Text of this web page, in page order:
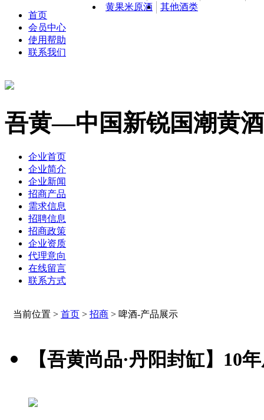
首页
会员中心
使用帮助
联系我们
吾黄—中国新锐国潮黄酒
企业首页
企业简介
企业新闻
招商产品
需求信息
招聘信息
招商政策
企业资质
代理意向
在线留言
联系方式
当前位置 > 首页 > 招商 > 啤酒-产品展示
【吾黄尚品·丹阳封缸】10
黄果米原酒 其他酒类